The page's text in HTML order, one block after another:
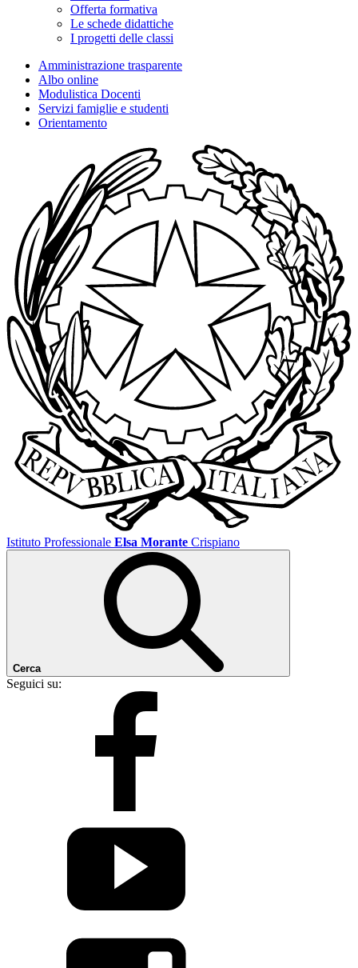
Offerta formativa
Le schede didattiche
I progetti delle classi
Amministrazione trasparente
Albo online
Modulistica Docenti
Servizi famiglie e studenti
Orientamento
Istituto Professionale Elsa Morante Crispiano
Cerca
Seguici su: